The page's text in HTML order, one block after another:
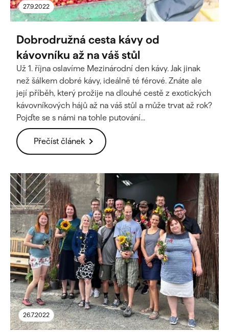
ů
27.9.2022
Dobrodružná cesta kávy od
kávovníku až na váš stůl
Už 1. října oslavíme Mezinárodní den kávy. Jak jinak
než šálkem dobré kávy, ideálně té férové. Znáte ale
její příběh, který prožije na dlouhé cestě z exotických
kávovníkových hájů až na váš stůl a může trvat až rok?
Pojďte se s námi na tohle putování...
Přečíst článek
26.7.2022